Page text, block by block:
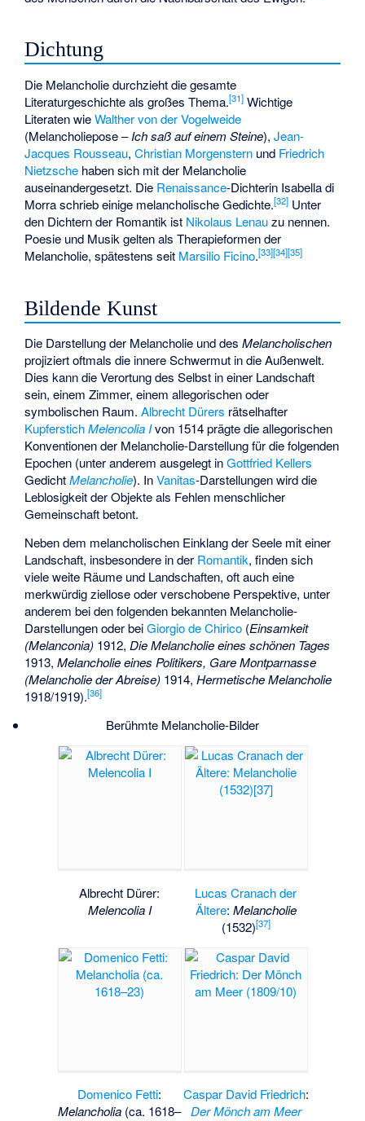
Dichtung
Die Melancholie durchzieht die gesamte
Literaturgeschichte als großes Thema.[31] Wichtige
Literaten wieWalther von der Vogelweide
(Melancholiepose –Ich saß auf einem Steine),Jean-
Jacques Rousseau,Christian Morgenstern und Friedrich
Nietzsche haben sich mit der Melancholie
auseinandergesetzt. Die Renaissance-Dichterin Isabella di
Morraschrieb einige melancholische Gedichte.[32] Unter
den Dichtern der Romantik ist Nikolaus Lenauzu nennen.
Poesie und Musik gelten als Therapieformen der
Melancholie, spätestens seit Marsilio Ficino.[33][34][35]
Bildende Kunst
Die Darstellung der Melancholie und desMelancholischen
projiziert oftmals die innere Schwermut in die Außenwelt.
Dies kann die Verortung des Selbst in einer Landschaft
sein, einem Zimmer, einem allegorischen oder
symbolischen Raum.Albrecht Dürers rätselhafter
Kupferstich Melencolia Ivon 1514 prägte die allegorischen
Konventionen der Melancholie-Darstellung für die folgenden
Epochen (unter anderem ausgelegt inGottfried Kellers
GedichtMelancholie). InVanitas-Darstellungen wird die
Leblosigkeit der Objekte als Fehlen menschlicher
Gemeinschaft betont.
Neben dem melancholischen Einklang der Seele mit einer
Landschaft, insbesondere in der Romantik, finden sich
viele weite Räume und Landschaften, oft auch eine
merkwürdig ziellose oder verschobene Perspektive, unter
anderem bei den folgenden bekannten Melancholie-
Darstellungen oder beiGiorgio de Chirico (Einsamkeit
(Melanconia) 1912,Die Melancholie eines schönen Tages
1913,Melancholie eines Politikers, Gare Montparnasse
(Melancholie der Abreise) 1914,Hermetische Melancholie
1918/1919).[36]
Berühmte Melancholie-Bilder
Albrecht Dürer:
Melencolia I
Lucas Cranach der
Ältere: Melancholie
(1532)[37]
Domenico Fetti:
Melancholia (ca. 1618–
Caspar David Friedrich:
Der Mönch am Meer